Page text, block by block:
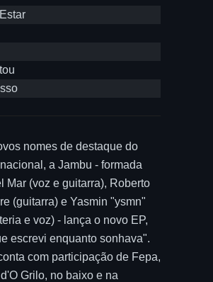
nomes de destaque do
a Jambu - formada
Mar (voz e guitarra), Roberto
(guitarra) e Yasmin "ysmn"
e voz) - lança o novo EP,
escrevi enquanto sonhava".
com participação de Fepa,
Grilo, no baixo e na